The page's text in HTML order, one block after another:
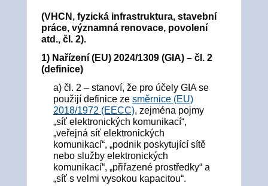
(VHCN, fyzická infrastruktura, stavební
práce, významná renovace, povolení
atd., čl. 2).
1) Nařízení (EU) 2024/1309 (GIA) – čl. 2
(definice)
a) čl. 2 – stanoví, že pro účely GIA se
použijí definice ze směrnice (EU)
2018/1972 (EECC), zejména pojmy
„síť elektronických komunikací“,
„veřejná síť elektronických
komunikací“, „podnik poskytující sítě
nebo služby elektronických
komunikací“, „přiřazené prostředky“ a
„síť s velmi vysokou kapacitou“.